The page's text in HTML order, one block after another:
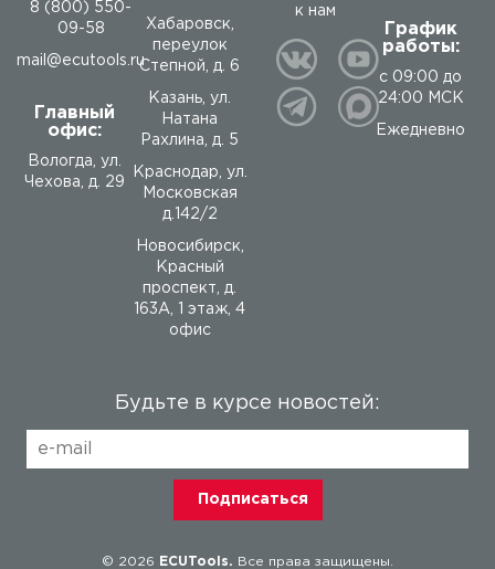
8 (800) 550-
09-58
mail@ecutools.ru
Главный
офис:
Вологда
ул.
Чехова, д. 29
Хабаровск,
переулок
Степной, д. 6
Казань, ул.
Натана
Рахлина, д. 5
Краснодар, ул.
Московская
д.142/2
Новосибирск,
Красный
проспект, д.
163А, 1 этаж, 4
офис
к нам
График
работы:
с 09:00 до
24:00 МСК
Ежедневно
Будьте в курсе новостей:
© 2026 ECUTools. Все права защищены.